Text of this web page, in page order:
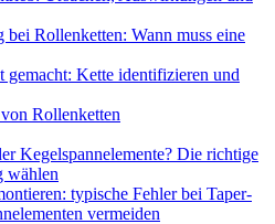
Rollenketten: Wann muss eine
gemacht: Kette identifizieren und
Rollenketten
Kegelspannelemente? Die richtige
wählen
typische Fehler bei Taper-
vermeiden